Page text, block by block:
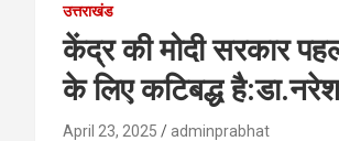
उत्तराखंड
केंद्र की मोदी सरकार
के लिए कटिबद्ध
April 23, 2025 adminprabhat